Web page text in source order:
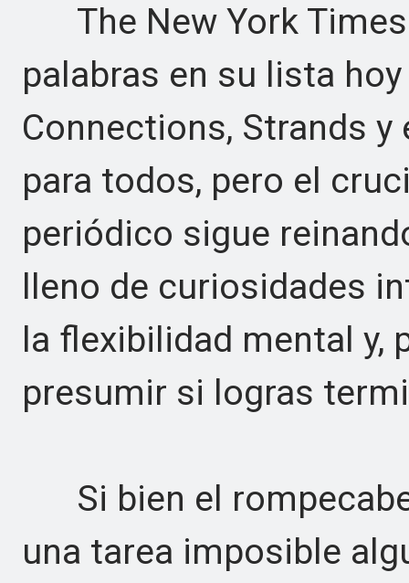
The New York
palabras en su lista
Connections, Strands y
para todos, pero el
periódico sigue
lleno de curiosidades
la flexibilidad mental y,
presumir si logras
Si bien el
una tarea imposible